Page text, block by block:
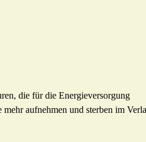
die für die Energieversorgung
aufnehmen und sterben im